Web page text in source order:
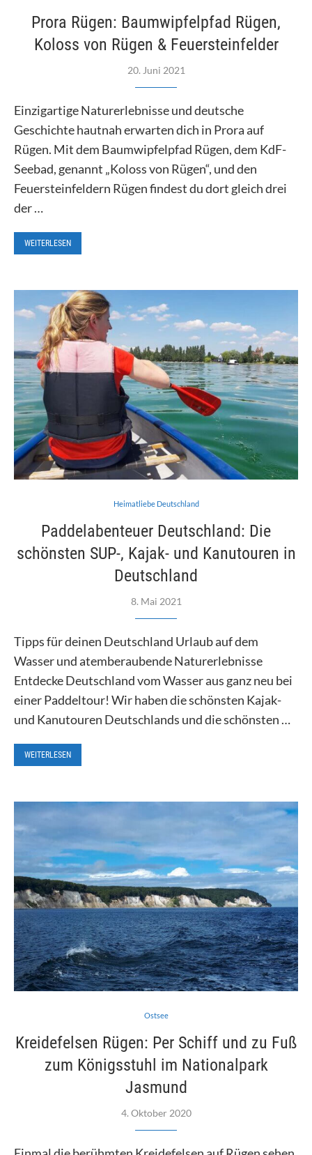
Prora Rügen: Baumwipfelpfad Rügen,
Koloss von Rügen & Feuersteinfelder
20. Juni 2021
Einzigartige Naturerlebnisse und deutsche
Geschichte hautnah erwarten dich in Prora auf
Rügen. Mit dem Baumwipfelpfad Rügen, dem KdF-
Seebad, genannt „Koloss von Rügen“, und den
Feuersteinfeldern Rügen findest du dort gleich drei
der …
WEITERLESEN
Heimatliebe Deutschland
Paddelabenteuer Deutschland: Die
schönsten SUP-, Kajak- und Kanutouren in
Deutschland
8. Mai 2021
Tipps für deinen Deutschland Urlaub auf dem
Wasser und atemberaubende Naturerlebnisse
Entdecke Deutschland vom Wasser aus ganz neu bei
einer Paddeltour! Wir haben die schönsten Kajak-
und Kanutouren Deutschlands und die schönsten …
WEITERLESEN
Ostsee
Kreidefelsen Rügen: Per Schiff und zu Fuß
zum Königsstuhl im Nationalpark
Jasmund
4. Oktober 2020